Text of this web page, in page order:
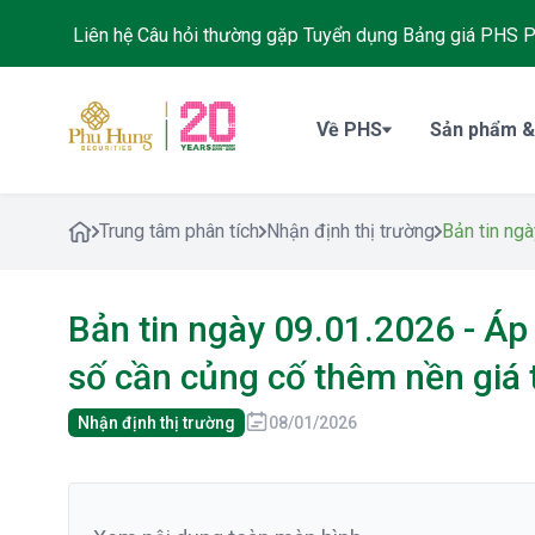
Liên hệ Câu hỏi thường gặp Tuyển dụng Bảng giá PHS
Về PHS Sản phẩm
Trung tâm phân tích Nhận định thị trường Bản tin
Bản tin ngày 09.01.2026 -
số cần củng cố thêm nền
Nhận định thị trường 08/01/2026